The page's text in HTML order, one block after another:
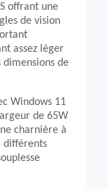
offrant une
de vision
assez léger
dimensions de
Windows 11
de 65W
charnière à
différents